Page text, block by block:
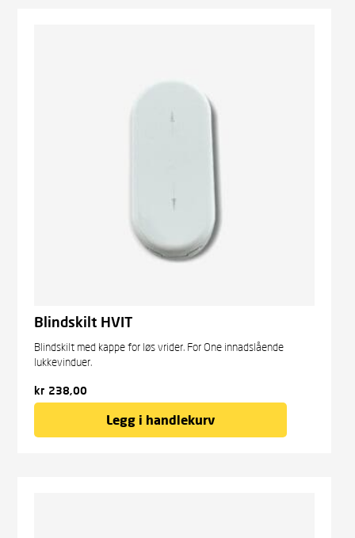
Blindskilt HVIT
Blindskilt med kappe for løs vrider. For One innadslående
lukkevinduer.
kr 238,00
Legg i handlekurv